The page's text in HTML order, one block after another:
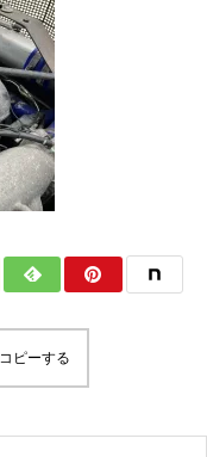
イツ車
ピーする